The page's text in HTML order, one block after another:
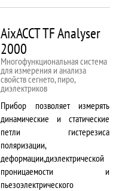
AixACCT TF Analyser
2000
Многофункциональная система
для измерения и анализа
свойств сегнето, пиро,
диэлектриков
Прибор позволяет измерять
динамические и статические
петли гистерезиса
поляризации,
деформации,диэлектрической
проницаемости и
пьезоэлектрического